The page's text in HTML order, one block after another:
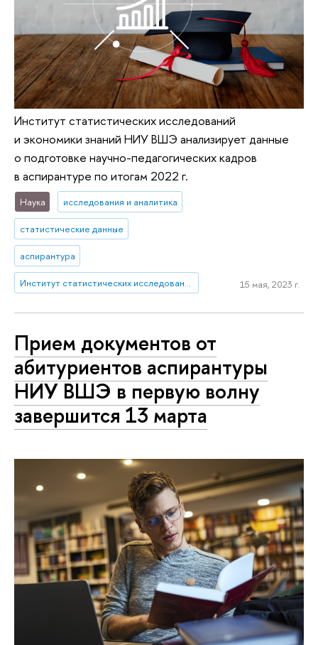
Институт статистических исследований
и экономики знаний НИУ ВШЭ анализирует данные
о подготовке научно-педагогических кадров
в аспирантуре по итогам 2022 г.
Наука исследования и аналитика
статистические данные
аспирантура
Институт статистических исследований и экономики знаний 15 мая, 2023 г.
Прием документов от
абитуриентов аспирантуры
НИУ ВШЭ в первую волну
завершится 13 марта